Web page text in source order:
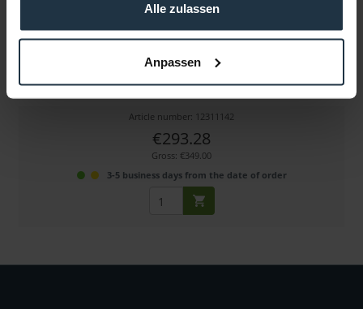
Alle zulassen
Anpassen
Intelligenter Akku für DJI Inspire 3 mit 98,8 Wh,...
Article number: 12311142
€293.28
Gross: €349.00
3-5 business days from the date of order